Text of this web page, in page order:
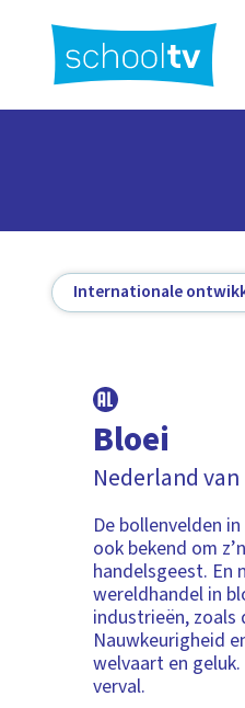
hoofdinhoud
Internationale
Bloei
Nederland
De bollenvelden
ook bekend om
handelsgeest. En
wereldhandel in
industrieën, zoals
Nauwkeurigheid
welvaart en
verval.